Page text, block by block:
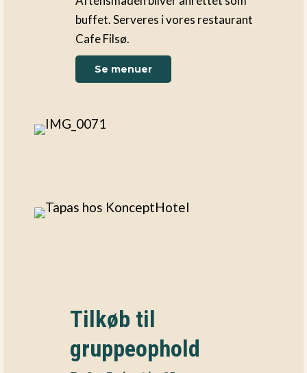
buffet. Serveres i vores restaurant
Cafe Filsø.
Se menuer
Tilkøb til
gruppeophold